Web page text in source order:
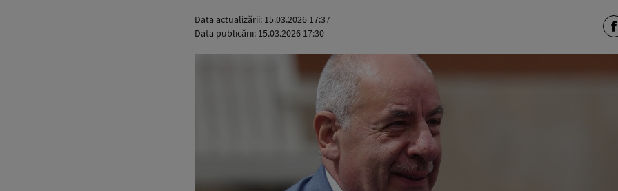
Data actualizării: 15.03.2026 17:37
Data publicării: 15.03.2026 17:30